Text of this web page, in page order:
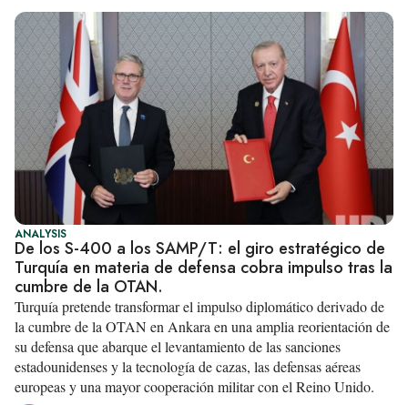
ANALYSIS
De los S-400 a los SAMP/T: el giro estratégico de
Turquía en materia de defensa cobra impulso tras la
cumbre de la OTAN.
Turquía pretende transformar el impulso diplomático derivado de
la cumbre de la OTAN en Ankara en una amplia reorientación de
su defensa que abarque el levantamiento de las sanciones
estadounidenses y la tecnología de cazas, las defensas aéreas
europeas y una mayor cooperación militar con el Reino Unido.